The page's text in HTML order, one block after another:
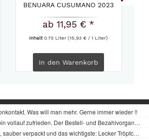
BENUARA CUSUMANO 2023
ab 11,95 € *
Inhalt0.75 Liter(15,93 € / 1 Liter)
In den Warenkorb